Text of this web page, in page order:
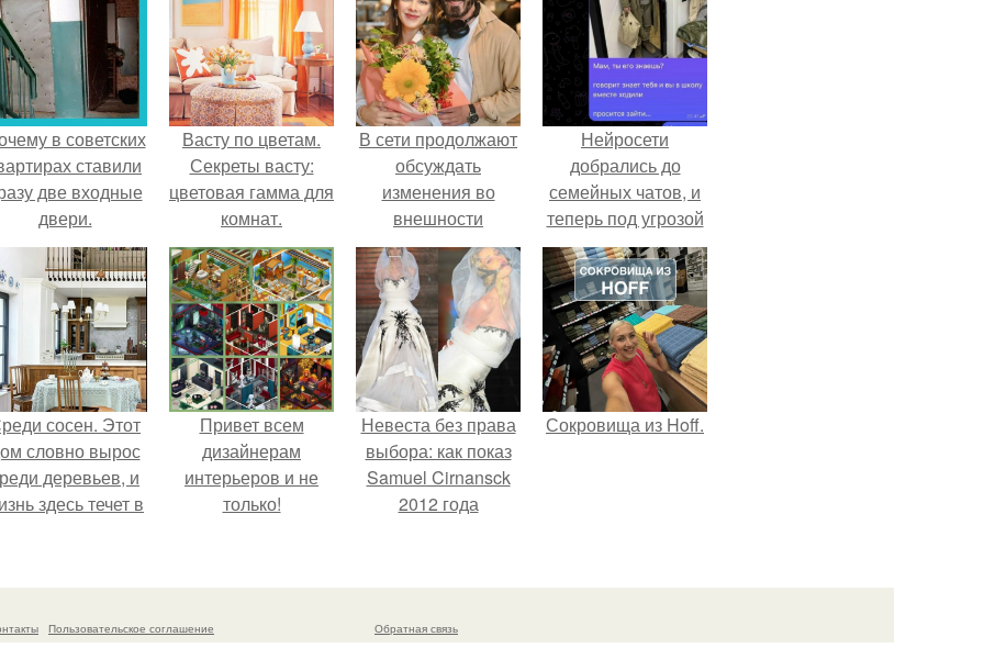
в советских
ставили
две входные
двери.
Васту по цветам.
Секреты васту:
цветовая гамма для
комнат.
В сети продолжают
обсуждать
изменения во
внешности
актрисы.
Нейросети
добрались до
семейных чатов, и
теперь под угрозой
мамины нервы.
сосен. Этот
словно вырос
деревьев, и
здесь течет в
и лишнего
Привет всем
дизайнерам
интерьеров и не
только!
Невеста без права
выбора: как показ
Samuel Cirnansck
2012 года
принуждения.
Сокровища из Hoff.
Пользовательское соглашение
Обратная связь